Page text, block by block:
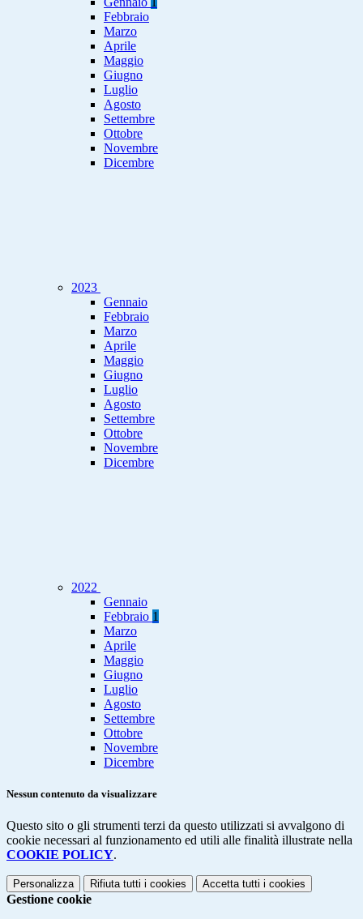
Febbraio
Marzo
Aprile
Maggio
Giugno
Luglio
Agosto
Settembre
Ottobre
Novembre
Dicembre
2023
Gennaio
Febbraio
Marzo
Aprile
Maggio
Giugno
Luglio
Agosto
Settembre
Ottobre
Novembre
Dicembre
2022
Gennaio
Febbraio 1
Marzo
Aprile
Maggio
Giugno
Luglio
Agosto
Settembre
Ottobre
Novembre
Dicembre
Nessun contenuto da visualizzare
Questo sito o gli strumenti terzi da questo utilizzati si avvalgono di
cookie necessari al funzionamento ed utili alle finalità illustrate nella
COOKIE POLICY.
Personalizza Rifiuta tutti i cookies Accetta tutti i cookies
Gestione cookie